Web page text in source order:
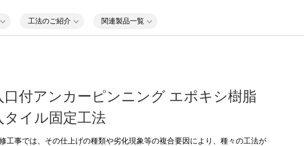
工法のご紹介 関連製品一覧
口付アンカーピンニング エポキシ樹脂
タイル固定工法
工事では、その仕上げの種類や劣化現象等の複合要因により、種々の工法が